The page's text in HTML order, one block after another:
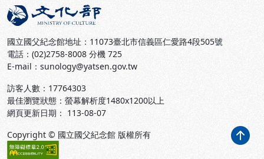
國立國父紀念館地址：11073臺北市信義區仁愛路4段505號
電話：(02)2758-8008 分機 725
E-mail：sunology@yatsen.gov.tw
訪客人數： 17764303
最佳瀏覽狀態：螢幕解析度1480x1200以上
網頁更新日期： 113-08-07
Copyright © 國立國父紀念館 版權所有